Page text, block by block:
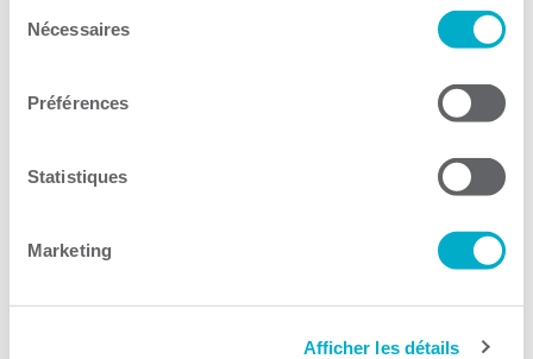
Nécessaires
Préférences
Statistiques
Marketing
Afficher les détails